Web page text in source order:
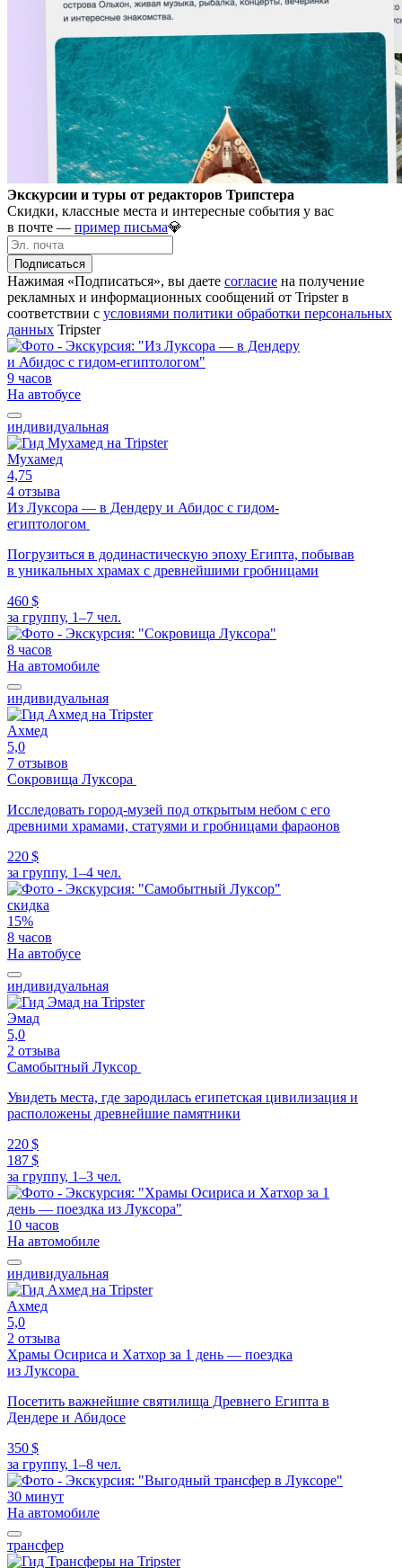
Экскурсии и туры от редакторов Трипстера
Скидки, классные места и интересные события у вас
в почте — пример письма💎
Подписаться
Нажимая «Подписаться», вы даете согласие на получение
рекламных и информационных сообщений от Tripster в
соответствии c условиями политики обработки персональных
данных Tripster
9 часов
На автобусе
индивидуальная
Мухамед
4,75
4 отзыва
Из Луксора — в Дендеру и Абидос с гидом-
египтологом
Погрузиться в додинастическую эпоху Египта, побывав
в уникальных храмах с древнейшими гробницами
460 $
за группу, 1–7 чел.
8 часов
На автомобиле
индивидуальная
Ахмед
5,0
7 отзывов
Сокровища Луксора
Исследовать город-музей под открытым небом с его
древними храмами, статуями и гробницами фараонов
220 $
за группу, 1–4 чел.
скидка
15%
8 часов
На автобусе
индивидуальная
Эмад
5,0
2 отзыва
Самобытный Луксор
Увидеть места, где зародилась египетская цивилизация и
расположены древнейшие памятники
220 $
187 $
за группу, 1–3 чел.
10 часов
На автомобиле
индивидуальная
Ахмед
5,0
2 отзыва
Храмы Осириса и Хатхор за 1 день — поездка
из Луксора
Посетить важнейшие святилища Древнего Египта в
Дендере и Абидосе
350 $
за группу, 1–8 чел.
30 минут
На автомобиле
трансфер